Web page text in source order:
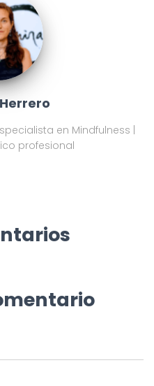
en Mindfulness |
profesional